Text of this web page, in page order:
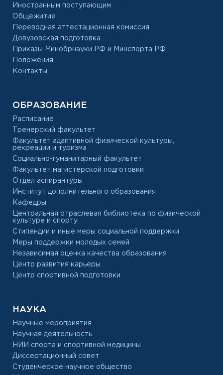
Иностранным поступающим
Общежитие
Переводная аттестационная комиссия
Довузовская подготовка
Приказы Минобрнауки РФ и Минспорта РФ
Положения
Контакты
ОБРАЗОВАНИЕ
Расписание
Тренерский факультет
Факультет адаптивной физической культуры,
рекреации и туризма
Социально-гуманитарный факультет
Факультет магистерской подготовки
Отдел аспирантуры
Институт дополнительного образования
Кафедры
Центральная отраслевая библиотека по физической
культуре и спорту
Стипендии и иные меры социальной поддержки
Меры поддержки молодых семей
Независимая оценка качества образования
Центр развития карьеры
Центр спортивной подготовки
НАУКА
Научные мероприятия
Научная деятельность
НИИ спорта и спортивной медицины
Диссертационный совет
Студенческое научное общество